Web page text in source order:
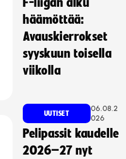
F-liigan alku
häämöttää:
Avauskierrokset
syyskuun toisella
viikolla
UUTISET
06.08.2
026
Pelipassit kaudelle
2026–27 nyt